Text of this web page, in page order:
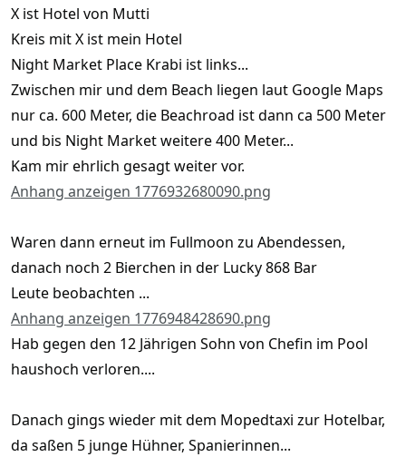
X ist Hotel von Mutti
Kreis mit X ist mein Hotel
Night Market Place Krabi ist links...
Zwischen mir und dem Beach liegen laut Google Maps
nur ca. 600 Meter, die Beachroad ist dann ca 500 Meter
und bis Night Market weitere 400 Meter...
Kam mir ehrlich gesagt weiter vor.
Anhang anzeigen 1776932680090.png
Waren dann erneut im Fullmoon zu Abendessen,
danach noch 2 Bierchen in der Lucky 868 Bar
Leute beobachten ...
Anhang anzeigen 1776948428690.png
Hab gegen den 12 Jährigen Sohn von Chefin im Pool
haushoch verloren....
Danach gings wieder mit dem Mopedtaxi zur Hotelbar,
da saßen 5 junge Hühner, Spanierinnen...